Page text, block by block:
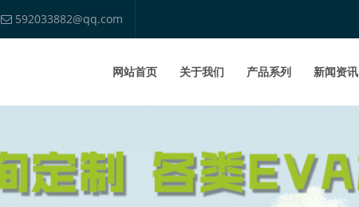
592033882@qq.com
网站首页 关于我们 产品系列 新闻资讯